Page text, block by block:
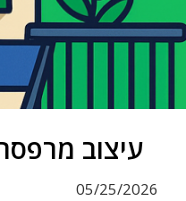
עיצוב מרפסת קטנה: 5 רעיונות
05/25/2026